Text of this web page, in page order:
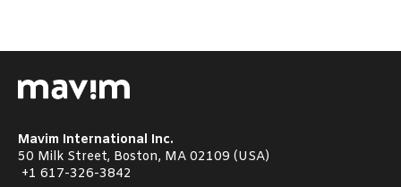
Mavim International Inc.
50 Milk Street, Boston, MA 02109 (USA)
+1 617-326-3842